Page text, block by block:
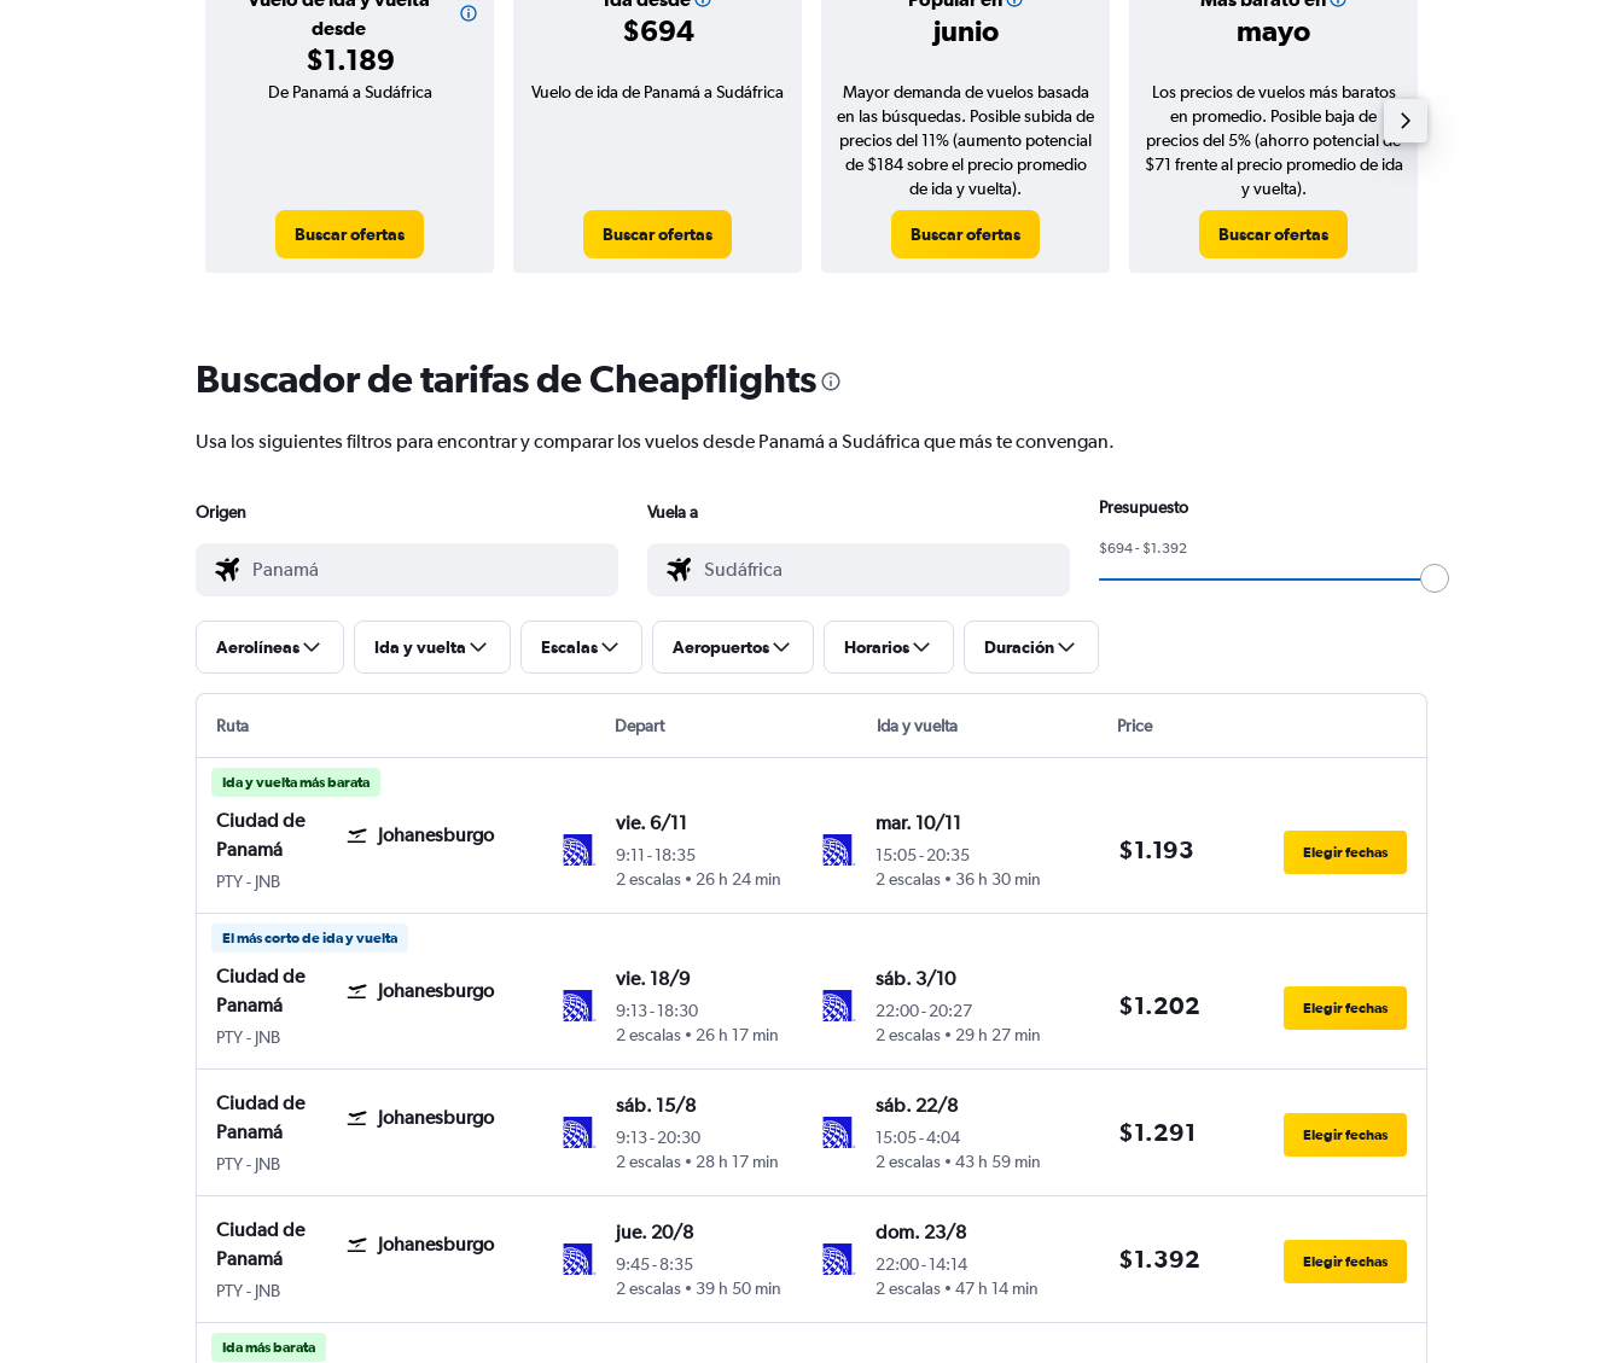
desde
$1.189
$694 junio mayo
De Panamá a Sudáfrica
Buscar ofertas
Vuelo de ida de Panamá a Sudáfrica
Buscar ofertas
Mayor demanda de vuelos basada
en las búsquedas. Posible subida de
precios del 11% (aumento potencial
de $184 sobre el precio promedio
de ida y vuelta).
Buscar ofertas
Los precios de vuelos más baratos
en promedio. Posible baja de
precios del 5% (ahorro potencial de
$71 frente al precio promedio de ida
y vuelta).
Buscar ofertas
Buscador de tarifas de Cheapflights
Usa los siguientes filtros para encontrar y comparar los vuelos desde Panamá a Sudáfrica que más te convengan.
Origen Vuela a Presupuesto
$694 - $1.392
Aerolíneas Ida y vuelta Escalas Aeropuertos Horarios Duración
Ruta Depart Ida y vuelta Price
Ida y vuelta más barata
Ciudad de
Panamá
Johanesburgo
PTY- JNB
vie. 6/11
9:11 -18:35
2 escalas
26 h 24 min
mar. 10/11
15:05-20:35
2 escalas
36 h 30 min
$1.193 Elegir fechas
El más corto de ida y vuelta
Ciudad de
Panamá
Johanesburgo
PTY- JNB
vie. 18/9
9:13-18:30
2 escalas
26 h 17 min
sáb. 3/10
22:00-20:27
2 escalas
29 h 27 min
$1.202 Elegir fechas
Ciudad de
Panamá
Johanesburgo
PTY- JNB
sáb. 15/8
9:13-20:30
2 escalas
28 h 17 min
sáb. 22/8
15:05-4:04
2 escalas
43 h 59 min
$1.291 Elegir fechas
Ciudad de
Panamá
Johanesburgo
PTY- JNB
jue. 20/8
9:45-8:35
2 escalas
39 h 50 min
dom. 23/8
22:00-14:14
2 escalas
47 h 14 min
$1.392 Elegir fechas
Ida más barata